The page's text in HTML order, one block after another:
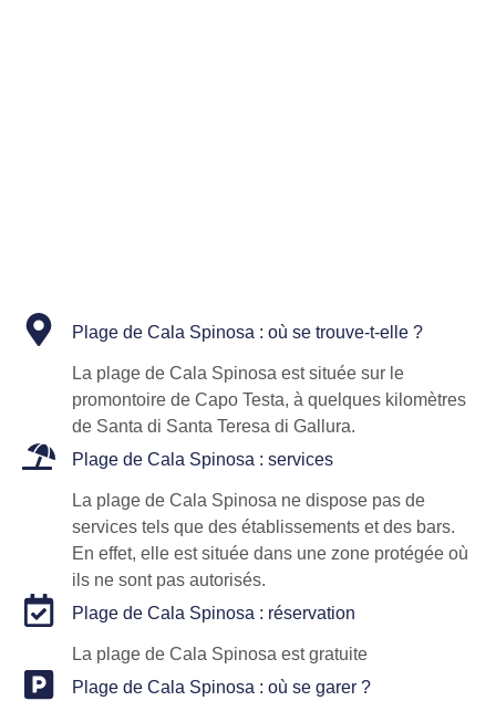
Plage de Cala Spinosa : où se trouve-t-elle ?
La plage de Cala Spinosa est située sur le
promontoire de Capo Testa, à quelques kilomètres
de Santa di Santa Teresa di Gallura.
Plage de Cala Spinosa : services
La plage de Cala Spinosa ne dispose pas de
services tels que des établissements et des bars.
En effet, elle est située dans une zone protégée où
ils ne sont pas autorisés.
Plage de Cala Spinosa : réservation
La plage de Cala Spinosa est gratuite
Plage de Cala Spinosa : où se garer ?